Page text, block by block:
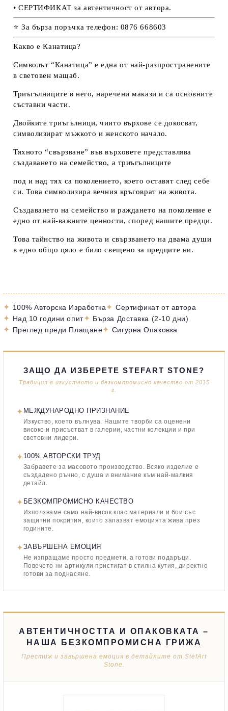
• СЕРТИФИКАТ за автентичност от автора.
⭐ За бърза поръчка телефон: 0876 668603
Какво е Канатица?
Символът “Канатица” е една от най-разпространените
в световен мащаб.
Триъгълниците в него, наречени макази и са основните
съставни части.
Двойките триъгълници, чиито върхове се докосват,
символизират мъжкото и женското начало.
Тяхното “свързване” във върховете представлява
създаването на семейство, а триъгълниците
под и над тях са поколението, което оставят след себе
си. Това символизира вечния кръговрат на живота.
Създаването на семейство и раждането на поколение е
едно от най-важните ценности, според нашите предци.
Това тайнство на живота и свързването на двама души
в едно общо цяло е било свещено за предците ни.
✦ 100% Авторска Изработка✦ Сертификат от автора
✦ Над 10 години опит✦ Бърза Доставка (2-10 дни)
✦ Преглед преди Плащане✦ Сигурна Опаковка
ЗАЩО ДА ИЗБЕРЕТЕ STEFART STONE?
Традиция в изкуството и безкомпромисно качество от 2015
г.
✦ МЕЖДУНАРОДНО ПРИЗНАНИЕ
Изкуство, което вълнува. Нашите творби са оценени
високо и присъстват в галерии, частни колекции и при
световни лидери.
✦ 100% АВТОРСКИ ТРУД
Забравете за масовото производство. Всяко изделие е
създадено ръчно, с душа и внимание към най-малкия
детайл.
✦ БЕЗКОМПРОМИСНО КАЧЕСТВО
Използваме само най-висок клас материали и бои със
защитни покрития, които запазват емоцията жива през
годините.
✦ЗАВЪРШЕНА ЕМОЦИЯ
Не изпращаме просто предмети, а готови подаръци.
Повечето ни артикули пристигат в стилна кутия, директно
готови за поднасяне.
АВТЕНТИЧНОСТТА И ОПАКОВКАТА –
НАША БЕЗКОМПРОМИСНА ГРИЖА
Престиж и завършена емоция в детайлите от StefArt
Stone.